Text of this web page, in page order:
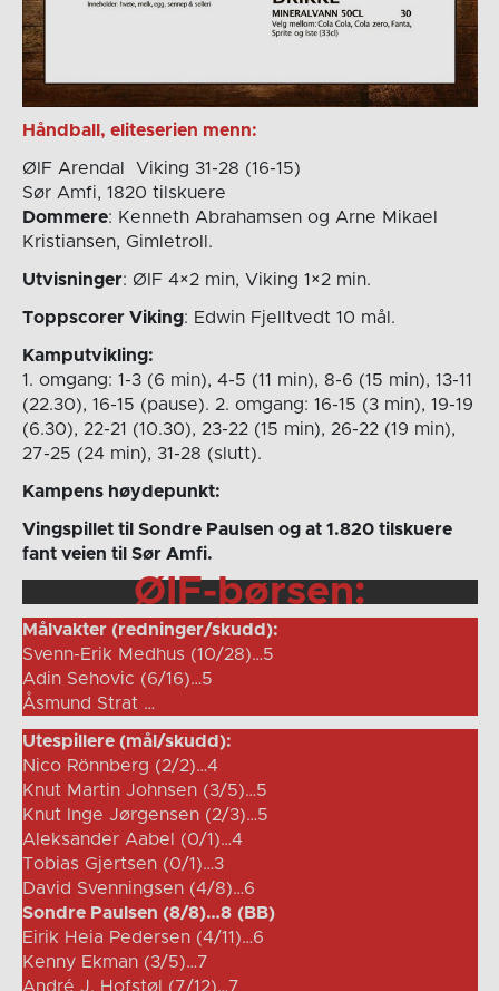
Håndball, eliteserien menn:
ØIF Arendal  Viking 31-28 (16-15)
Sør Amfi, 1820 tilskuere
Dommere: Kenneth Abrahamsen og Arne Mikael
Kristiansen, Gimletroll.
Utvisninger: ØIF 4×2 min, Viking 1×2 min.
Toppscorer Viking: Edwin Fjelltvedt 10 mål.
Kamputvikling:
1. omgang: 1-3 (6 min), 4-5 (11 min), 8-6 (15 min), 13-11
(22.30), 16-15 (pause). 2. omgang: 16-15 (3 min), 19-19
(6.30), 22-21 (10.30), 23-22 (15 min), 26-22 (19 min),
27-25 (24 min), 31-28 (slutt).
Kampens høydepunkt:
Vingspillet til Sondre Paulsen og at 1.820 tilskuere
fant veien til Sør Amfi.
ØIF-børsen:
Målvakter (redninger/skudd):
Svenn-Erik Medhus (10/28)…5
Adin Sehovic (6/16)…5
Åsmund Strat … 
Utespillere (mål/skudd):
Nico Rönnberg (2/2)…4
Knut Martin Johnsen (3/5)…5
Knut Inge Jørgensen (2/3)…5
Aleksander Aabel (0/1)…4
Tobias Gjertsen (0/1)…3
David Svenningsen (4/8)…6
Sondre Paulsen (8/8)…8 (BB)
Eirik Heia Pedersen (4/11)…6
Kenny Ekman (3/5)…7
André J. Hofstøl (7/12)…7